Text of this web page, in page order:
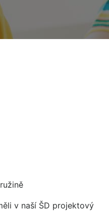
v naší ŠD projektový